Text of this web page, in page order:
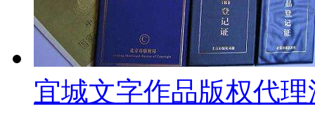
宜城文字作品版权代理